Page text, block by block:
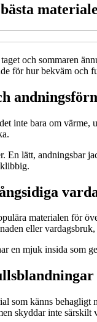
och sommaren
för hur bekväm och
inte bara om
En lätt, andningsbar
materialen för
eller
en mjuk insida som
som känns
skyddar inte särskilt